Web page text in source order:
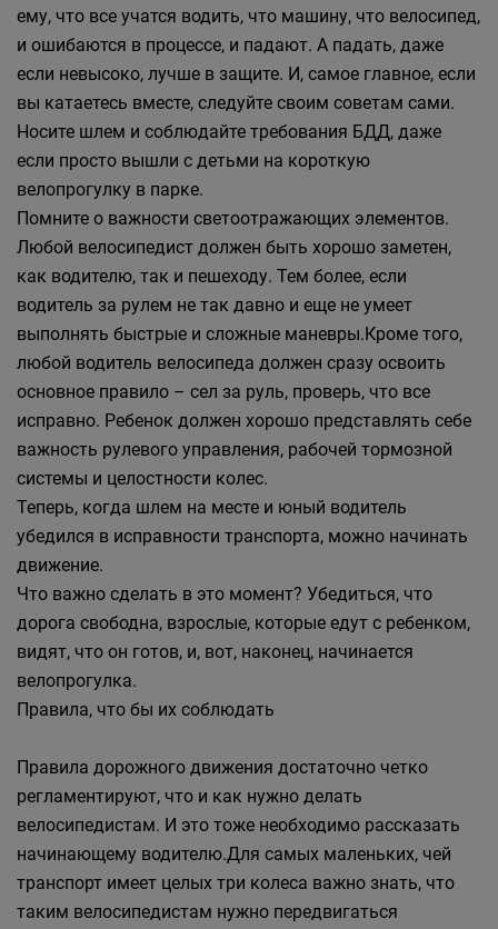
ему, что все учатся водить, что машину, что велосипед,
и ошибаются в процессе, и падают. А падать, даже
если невысоко, лучше в защите. И, самое главное, если
вы катаетесь вместе, следуйте своим советам сами.
Носите шлем и соблюдайте требования БДД, даже
если просто вышли с детьми на короткую
велопрогулку в парке.
Помните о важности светоотражающих элементов.
Любой велосипедист должен быть хорошо заметен,
как водителю, так и пешеходу. Тем более, если
водитель за рулем не так давно и еще не умеет
выполнять быстрые и сложные маневры.Кроме того,
любой водитель велосипеда должен сразу освоить
основное правило – сел за руль, проверь, что все
исправно. Ребенок должен хорошо представлять себе
важность рулевого управления, рабочей тормозной
системы и целостности колес.
Теперь, когда шлем на месте и юный водитель
убедился в исправности транспорта, можно начинать
движение.
Что важно сделать в это момент? Убедиться, что
дорога свободна, взрослые, которые едут с ребенком,
видят, что он готов, и, вот, наконец, начинается
велопрогулка.
Правила, что бы их соблюдать
Правила дорожного движения достаточно четко
регламентируют, что и как нужно делать
велосипедистам. И это тоже необходимо рассказать
начинающему водителю.Для самых маленьких, чей
транспорт имеет целых три колеса важно знать, что
таким велосипедистам нужно передвигаться